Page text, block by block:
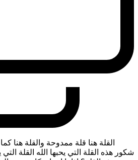
القلة هنا قلة ممدوحة والقلة هنا
شكور هذه القلة التي يحبها الله القلة